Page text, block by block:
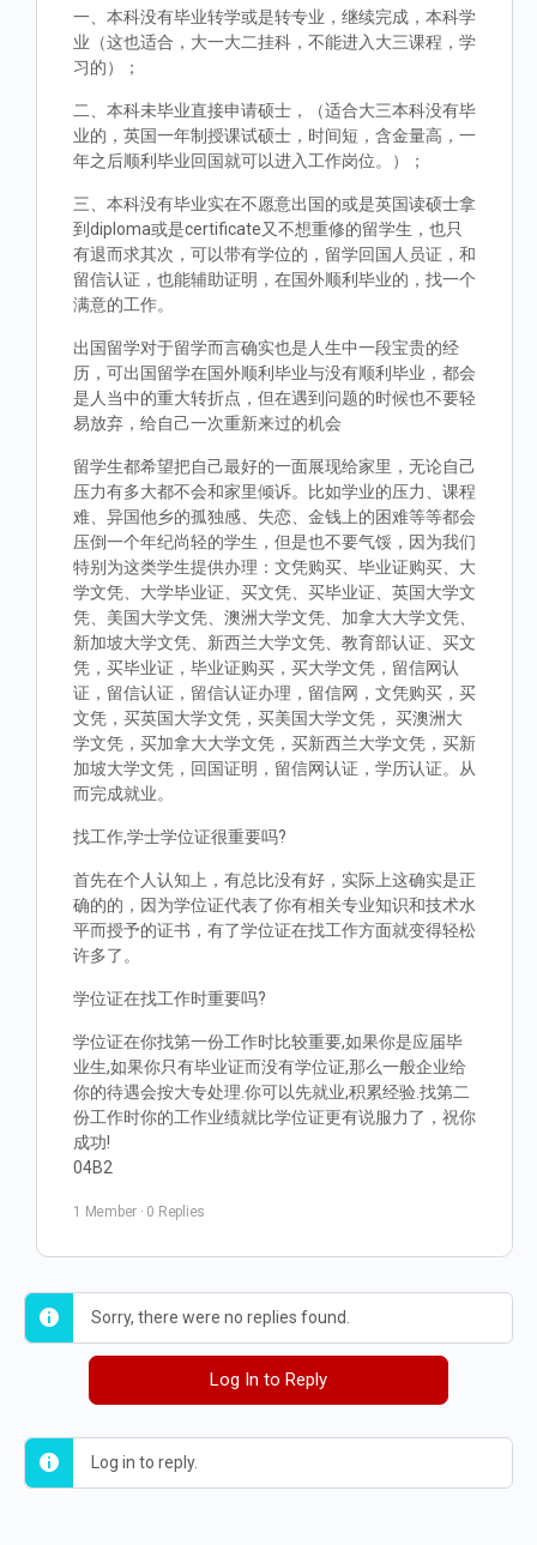
一、本科没有毕业转学或是转专业，继续完成，本科学
业（这也适合，大一大二挂科，不能进入大三课程，学
习的）；
二、本科未毕业直接申请硕士，（适合大三本科没有毕
业的，英国一年制授课试硕士，时间短，含金量高，一
年之后顺利毕业回国就可以进入工作岗位。）；
三、本科没有毕业实在不愿意出国的或是英国读硕士拿
到diploma或是certificate又不想重修的留学生，也只
有退而求其次，可以带有学位的，留学回国人员证，和
留信认证，也能辅助证明，在国外顺利毕业的，找一个
满意的工作。
出国留学对于留学而言确实也是人生中一段宝贵的经
历，可出国留学在国外顺利毕业与没有顺利毕业，都会
是人当中的重大转折点，但在遇到问题的时候也不要轻
易放弃，给自己一次重新来过的机会
留学生都希望把自己最好的一面展现给家里，无论自己
压力有多大都不会和家里倾诉。比如学业的压力、课程
难、异国他乡的孤独感、失恋、金钱上的困难等等都会
压倒一个年纪尚轻的学生，但是也不要气馁，因为我们
特别为这类学生提供办理：文凭购买、毕业证购买、大
学文凭、大学毕业证、买文凭、买毕业证、英国大学文
凭、美国大学文凭、澳洲大学文凭、加拿大大学文凭、
新加坡大学文凭、新西兰大学文凭、教育部认证、买文
凭，买毕业证，毕业证购买，买大学文凭，留信网认
证，留信认证，留信认证办理，留信网，文凭购买，买
文凭，买英国大学文凭，买美国大学文凭， 买澳洲大
学文凭，买加拿大大学文凭，买新西兰大学文凭，买新
加坡大学文凭，回国证明，留信网认证，学历认证。从
而完成就业。
找工作,学士学位证很重要吗?
首先在个人认知上，有总比没有好，实际上这确实是正
确的的，因为学位证代表了你有相关专业知识和技术水
平而授予的证书，有了学位证在找工作方面就变得轻松
许多了。
学位证在找工作时重要吗?
学位证在你找第一份工作时比较重要,如果你是应届毕
业生,如果你只有毕业证而没有学位证,那么一般企业给
你的待遇会按大专处理.你可以先就业,积累经验.找第二
份工作时你的工作业绩就比学位证更有说服力了，祝你
成功!
04B2
1 Member · 0 Replies
Sorry, there were no replies found.
Log In to Reply
Log in to reply.